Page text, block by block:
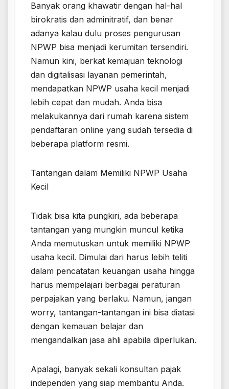
Banyak orang khawatir dengan hal-hal
birokratis dan adminitratif, dan benar
adanya kalau dulu proses pengurusan
NPWP bisa menjadi kerumitan tersendiri.
Namun kini, berkat kemajuan teknologi
dan digitalisasi layanan pemerintah,
mendapatkan NPWP usaha kecil menjadi
lebih cepat dan mudah. Anda bisa
melakukannya dari rumah karena sistem
pendaftaran online yang sudah tersedia di
beberapa platform resmi.
Tantangan dalam Memiliki NPWP Usaha
Kecil
Tidak bisa kita pungkiri, ada beberapa
tantangan yang mungkin muncul ketika
Anda memutuskan untuk memiliki NPWP
usaha kecil. Dimulai dari harus lebih teliti
dalam pencatatan keuangan usaha hingga
harus mempelajari berbagai peraturan
perpajakan yang berlaku. Namun, jangan
worry, tantangan-tantangan ini bisa diatasi
dengan kemauan belajar dan
mengandalkan jasa ahli apabila diperlukan.
Apalagi, banyak sekali konsultan pajak
independen yang siap membantu Anda.